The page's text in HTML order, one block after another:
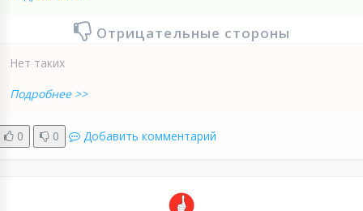
Отрицательные стороны
Нет таких
Подробнее >>
0 0 Добавить комментарий